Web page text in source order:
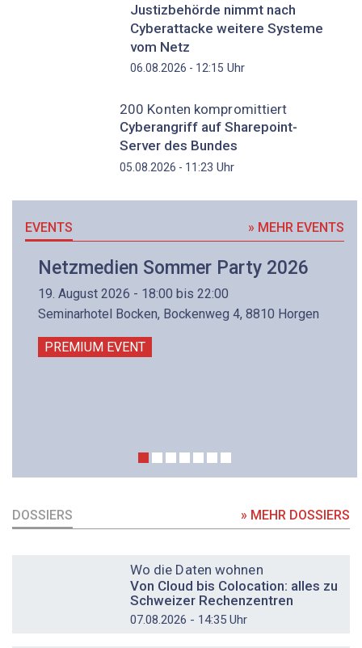
Justizbehörde nimmt nach
Cyberattacke weitere Systeme
vom Netz
06.08.2026 - 12:15 Uhr
200 Konten kompromittiert
Cyberangriff auf Sharepoint-
Server des Bundes
05.08.2026 - 11:23 Uhr
EVENTS » MEHR EVENTS
Netzmedien Sommer Party 2026
19. August 2026 - 18:00 bis 22:00
Seminarhotel Bocken, Bockenweg 4, 8810 Horgen
PREMIUM EVENT
DOSSIERS » MEHR DOSSIERS
Wo die Daten wohnen
Von Cloud bis Colocation: alles zu
Schweizer Rechenzentren
07.08.2026 - 14:35 Uhr